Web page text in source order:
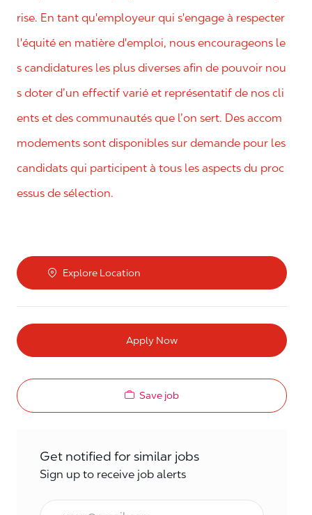
rise. En tant qu'employeur qui s'engage à respecter
l'équité en matière d'emploi, nous encourageons le
s candidatures les plus diverses afin de pouvoir nou
s doter d’un effectif varié et représentatif de nos cli
ents et des communautés que l’on sert. Des accom
modements sont disponibles sur demande pour les
candidats qui participent à tous les aspects du proc
essus de sélection.
Explore Location
Apply Now
Save job
Get notified for similar jobs
Sign up to receive job alerts
Email*